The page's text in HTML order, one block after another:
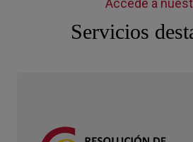
Accede a
Servicios